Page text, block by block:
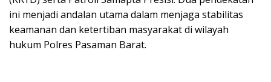
ini menjadi andalan utama dalam menjaga stabilitas
keamanan dan ketertiban masyarakat di wilayah
hukum Polres Pasaman Barat.